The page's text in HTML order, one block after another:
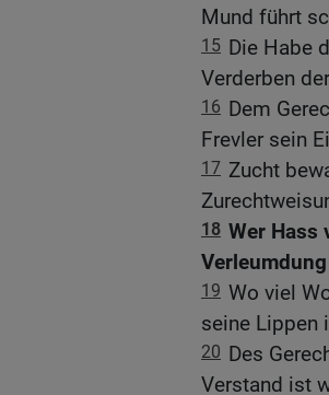
Mund führt
15 Die Habe
Verderben
16 Dem
Frevler sein
17 Zucht
18 Wer Hass
19 Wo viel
seine Lippen
20 Des
Verstand ist